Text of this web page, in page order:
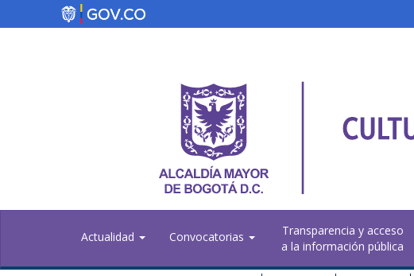
Actualidad Convocatorias
Transparencia y acceso
a la información pública